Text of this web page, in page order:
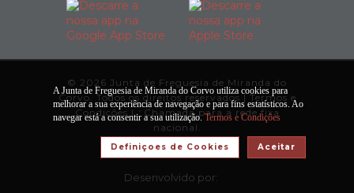
© 2026 Junta de Freguesia de Miranda do
Corvo. Todos os direitos reservados |Termos e
Condições |* Chamada para a rede fixa
nacional.
Desenvolvido por:
A Junta de Freguesia de Miranda do Corvo utiliza cookies para
melhorar a sua experiência de navegação e para fins estatísticos. Ao
navegar está a consentir a sua utilização.Termos e Condições
Aceitar
Definiçoes de Cookies